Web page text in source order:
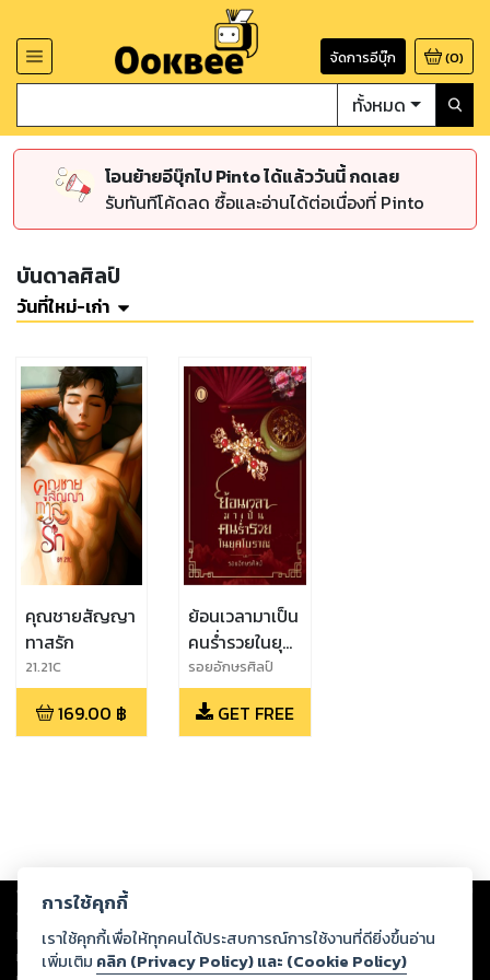
จัดการอีบุ๊ก (0)
ทั้งหมด
โอนย้ายอีบุ๊กไป Pinto ได้แล้ววันนี้ กดเลย
รับทันทีโค้ดลด ซื้อและอ่านได้ต่อเนื่องที่ Pinto
บันดาลศิลป์
วันที่ใหม่-เก่า
คุณชายสัญญา
ทาสรัก
21.21C
169.00 ฿
ย้อนเวลามาเป็น
คนร่ำรวยในยุค
โบราณ เล่ม 1
รอยอักษรศิลป์
GET FREE
Copyright © 2026
ต่อผลงานหรือเนื้อหาใดที่อัปโหลดผ่านเว็บไซต์และปรากฏว่าละเมิดสิทธิใน
ทรัพย์สินทางปัญญาของบุคคลอื่นหรือขัดต่อกฎหมายและศีลธรรม ดังนั้น ผู้อ่าน
ทุกท่านโปรดใช้วิจารณญาณในการกลั่นกรองด้วยตนเอง และหากท่านพบว่าส่วน
การใช้คุกกี้
เราใช้คุกกี้เพื่อให้ทุกคนได้ประสบการณ์การใช้งานที่ดียิ่งขึ้นอ่าน
เพิ่มเติม คลิก (Privacy Policy) และ (Cookie Policy)